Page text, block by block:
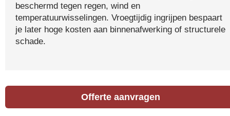
beschermd tegen regen, wind en
temperatuurwisselingen. Vroegtijdig ingrijpen bespaart
je later hoge kosten aan binnenafwerking of structurele
schade.
Offerte aanvragen